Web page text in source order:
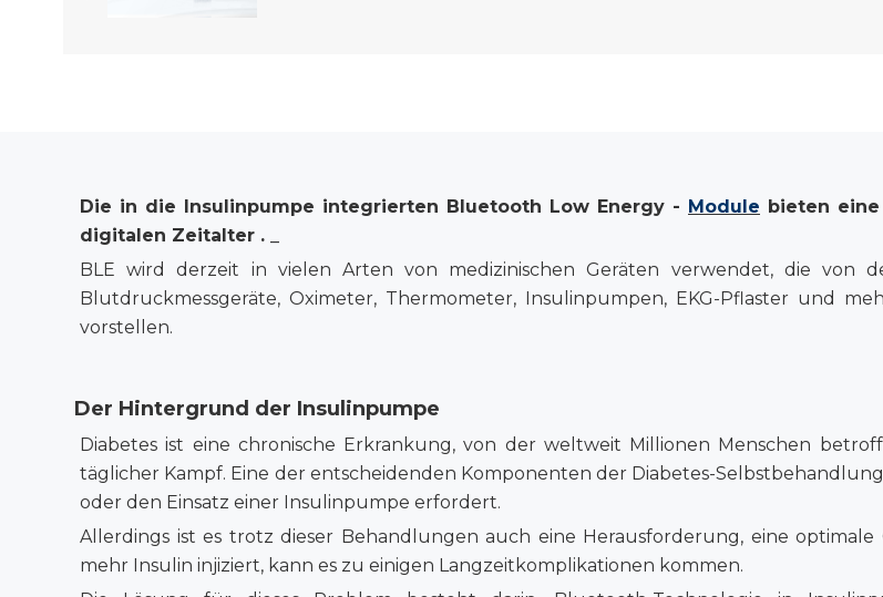
Die in die Insulinpumpe integrierten Bluetooth Low Energy - Module bieten eine
digitalen Zeitalter .
BLE wird derzeit in vielen Arten von medizinischen Geräten verwendet, die von
Blutdruckmessgeräte, Oximeter, Thermometer, Insulinpumpen, EKG-Pflaster und
vorstellen.
Der Hintergrund der Insulinpumpe
Diabetes ist eine chronische Erkrankung, von der weltweit Millionen Menschen
täglicher Kampf. Eine der entscheidenden Komponenten der Diabetes-
oder den Einsatz einer Insulinpumpe erfordert.
Allerdings ist es trotz dieser Behandlungen auch eine Herausforderung, eine
mehr Insulin injiziert, kann es zu einigen Langzeitkomplikationen kommen.